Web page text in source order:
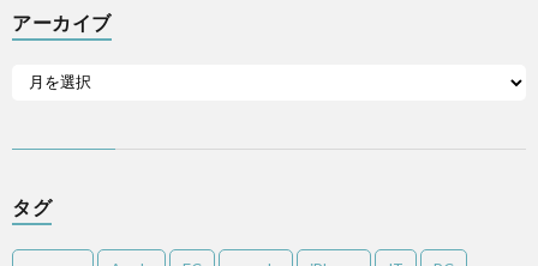
アーカイブ
タグ